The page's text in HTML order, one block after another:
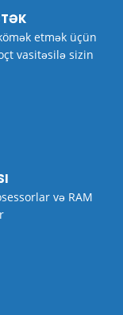
etmək üçün
vasitəsilə sizin
və RAM